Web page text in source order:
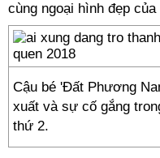
cùng ngoại hình đẹp của
Cậu bé 'Đất Phương
xuất và sự cố gắng
thứ 2.